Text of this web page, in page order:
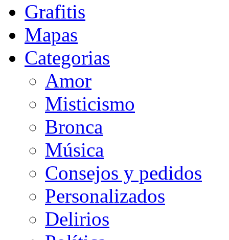
Grafitis
Mapas
Categorias
Amor
Misticismo
Bronca
Música
Consejos y pedidos
Personalizados
Delirios